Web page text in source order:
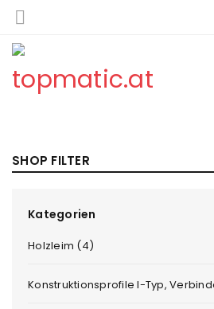
SHOP FILTER
Kategorien
Holzleim (4)
Konstruktionsprofile I-Typ,